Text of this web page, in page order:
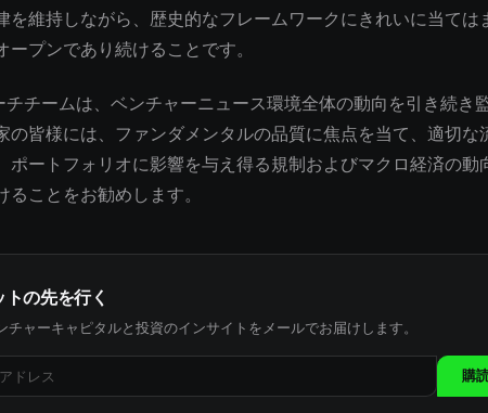
を維持しながら、歴史的なフレームワークにきれいに当ては
ープンであり続けることです。
チチームは、ベンチャーニュース環境全体の動向を引き続き
の皆様には、ファンダメンタルの品質に焦点を当て、適切な
ポートフォリオに影響を与え得る規制およびマクロ経済の動
ることをお勧めします。
トの先を行く
チャーキャピタルと投資のインサイトをメールでお届けします。
購